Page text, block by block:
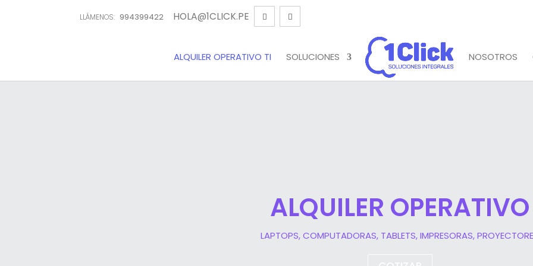
LLÁMENOS: 994399422 HOLA@1CLICK.PE
ALQUILER OPERATIVO TI SOLUCIONES NOSOTROS
ALQUILER OPERATIVO
LAPTOPS, COMPUTADORAS, TABLETS, IMPRESORAS,